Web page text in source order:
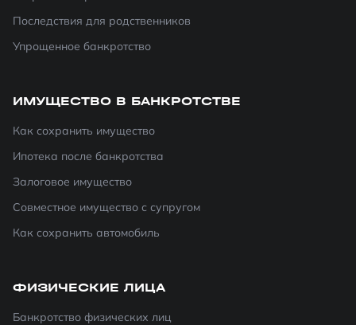
Последствия для родственников
Упрощенное банкротство
ИМУЩЕСТВО В БАНКРОТСТВЕ
Как сохранить имущество
Ипотека после банкротства
Залоговое имущество
Совместное имущество с супругом
Как сохранить автомобиль
ФИЗИЧЕСКИЕ ЛИЦА
Банкротство физических лиц